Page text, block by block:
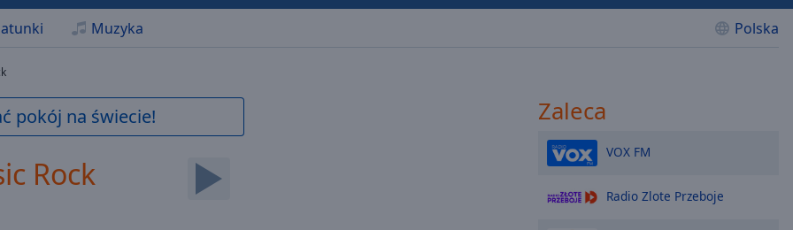
Muzyka Polska
pokój na świecie!
Rock
Zaleca
VOX FM
Radio Zlote Przeboje